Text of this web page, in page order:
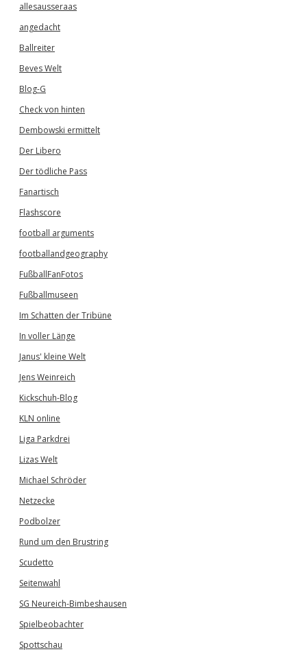
allesausseraas
angedacht
Ballreiter
Beves Welt
Blog-G
Check von hinten
Dembowski ermittelt
Der Libero
Der tödliche Pass
Fanartisch
Flashscore
football arguments
footballandgeography
FußballFanFotos
Fußballmuseen
Im Schatten der Tribüne
In voller Länge
Janus' kleine Welt
Jens Weinreich
Kickschuh-Blog
KLN online
Liga Parkdrei
Lizas Welt
Michael Schröder
Netzecke
Podbolzer
Rund um den Brustring
Scudetto
Seitenwahl
SG Neureich-Bimbeshausen
Spielbeobachter
Spottschau